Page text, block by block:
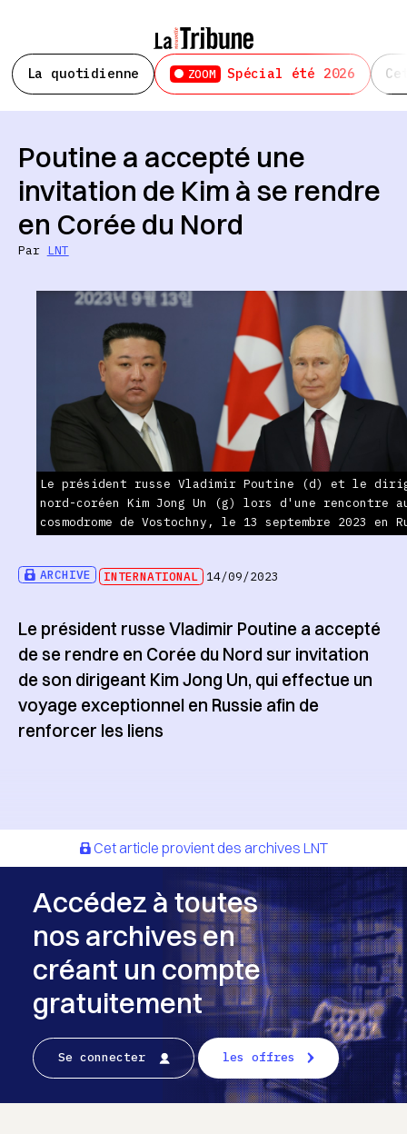
La quotidienne ZOOM Spécial été 2026
ARCHIVE INTERNATIONAL 14/09/2023
Poutine a accepté une
invitation de Kim à se rendre
en Corée du Nord
Par LNT
Le président russe Vladimir Poutine (d) et le
nord-coréen Kim Jong Un (g) lors d'une rencontre
cosmodrome de Vostochny, le 13 septembre 2023 en
Le président russe Vladimir Poutine a accepté
de se rendre en Corée du Nord sur invitation
de son dirigeant Kim Jong Un, qui effectue un
voyage exceptionnel en Russie afin de
renforcer les liens
Cet article provient des archives LNT
Accédez à toutes
nos archives en
créant un compte
gratuitement
Se connecter les offres